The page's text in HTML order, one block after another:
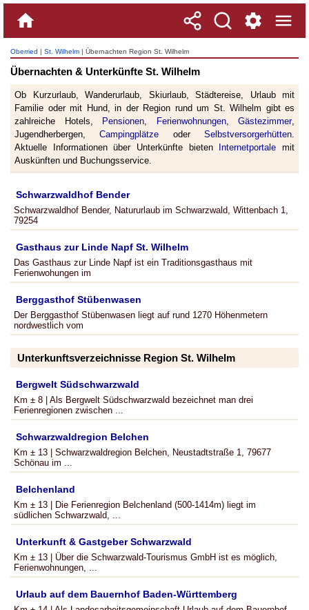
Oberried | St. Wilhelm | Übernachten Region St. Wilhelm
Übernachten & Unterkünfte St. Wilhelm
Ob Kurzurlaub, Wanderurlaub, Skiurlaub, Städtereise, Urlaub mit
Familie oder mit Hund, in der Region rund um St. Wilhelm gibt es
zahlreiche Hotels,
Pensionen, Ferienwohnungen, Gästezimmer,
Jugendherbergen,Campingplätze oderSelbstversorgerhütten.
Aktuelle Informationen über Unterkünfte bieten
Internetportale mit
Auskünften und Buchungsservice.
Schwarzwaldhof Bender
Schwarzwaldhof Bender, Natururlaub im Schwarzwald, Wittenbach 1,
79254
Gasthaus zur Linde Napf St. Wilhelm
Das Gasthaus zur Linde Napf ist ein Traditionsgasthaus mit
Ferienwohungen im
Berggasthof Stübenwasen
Der Berggasthof Stübenwasen liegt auf rund 1270 Höhenmetern
nordwestlich vom
Unterkunftsverzeichnisse Region St. Wilhelm
Bergwelt Südschwarzwald
Km ± 8 | Als Bergwelt Südschwarzwald bezeichnet man drei
Ferienregionen zwischen ...
Schwarzwaldregion Belchen
Km ± 13 | Schwarzwaldregion Belchen, Neustadtstraße 1, 79677
Schönau im ...
Belchenland
Km ± 13 | Die Ferienregion Belchenland (500-1414m) liegt im
südlichen Schwarzwald, ...
Unterkunft & Gastgeber Schwarzwald
Km ± 13 | Über die Schwarzwald-Tourismus GmbH ist es möglich,
Ferienwohnungen, ...
Urlaub auf dem Bauernhof Baden-Württemberg